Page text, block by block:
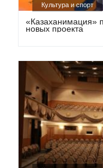
Культура и спорт
«Казаханимация»
новых проекта